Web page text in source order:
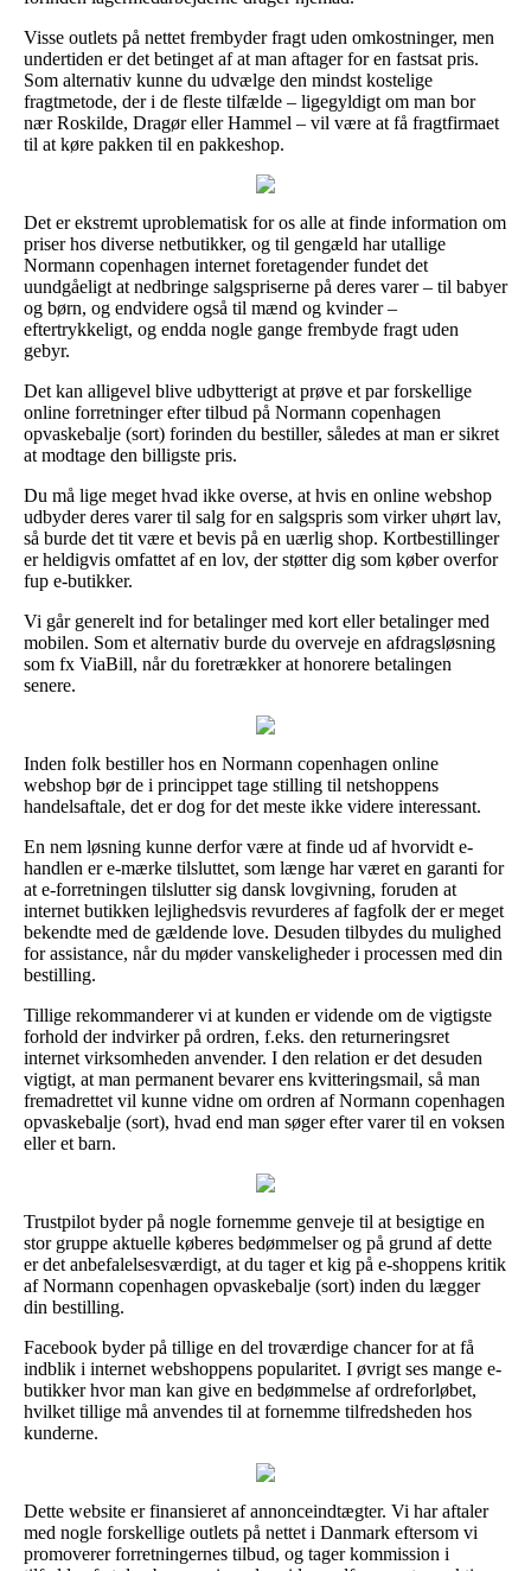
Visse outlets på nettet frembyder fragt uden omkostninger, men
undertiden er det betinget af at man aftager for en fastsat pris.
Som alternativ kunne du udvælge den mindst kostelige
fragtmetode, der i de fleste tilfælde – ligegyldigt om man bor
nær Roskilde, Dragør eller Hammel – vil være at få fragtfirmaet
til at køre pakken til en pakkeshop.
Det er ekstremt uproblematisk for os alle at finde information om
priser hos diverse netbutikker, og til gengæld har utallige
Normann copenhagen internet foretagender fundet det
uundgåeligt at nedbringe salgspriserne på deres varer – til babyer
og børn, og endvidere også til mænd og kvinder –
eftertrykkeligt, og endda nogle gange frembyde fragt uden
gebyr.
Det kan alligevel blive udbytterigt at prøve et par forskellige
online forretninger efter tilbud på Normann copenhagen
opvaskebalje (sort) forinden du bestiller, således at man er sikret
at modtage den billigste pris.
Du må lige meget hvad ikke overse, at hvis en online webshop
udbyder deres varer til salg for en salgspris som virker uhørt lav,
så burde det tit være et bevis på en uærlig shop. Kortbestillinger
er heldigvis omfattet af en lov, der støtter dig som køber overfor
fup e-butikker.
Vi går generelt ind for betalinger med kort eller betalinger med
mobilen. Som et alternativ burde du overveje en afdragsløsning
som fx ViaBill, når du foretrækker at honorere betalingen
senere.
Inden folk bestiller hos en Normann copenhagen online
webshop bør de i princippet tage stilling til netshoppens
handelsaftale, det er dog for det meste ikke videre interessant.
En nem løsning kunne derfor være at finde ud af hvorvidt e-
handlen er e-mærke tilsluttet, som længe har været en garanti for
at e-forretningen tilslutter sig dansk lovgivning, foruden at
internet butikken lejlighedsvis revurderes af fagfolk der er meget
bekendte med de gældende love. Desuden tilbydes du mulighed
for assistance, når du møder vanskeligheder i processen med din
bestilling.
Tillige rekommanderer vi at kunden er vidende om de vigtigste
forhold der indvirker på ordren, f.eks. den returneringsret
internet virksomheden anvender. I den relation er det desuden
vigtigt, at man permanent bevarer ens kvitteringsmail, så man
fremadrettet vil kunne vidne om ordren af Normann copenhagen
opvaskebalje (sort), hvad end man søger efter varer til en voksen
eller et barn.
Trustpilot byder på nogle fornemme genveje til at besigtige en
stor gruppe aktuelle køberes bedømmelser og på grund af dette
er det anbefalelsesværdigt, at du tager et kig på e-shoppens kritik
af Normann copenhagen opvaskebalje (sort) inden du lægger
din bestilling.
Facebook byder på tillige en del troværdige chancer for at få
indblik i internet webshoppens popularitet. I øvrigt ses mange e-
butikker hvor man kan give en bedømmelse af ordreforløbet,
hvilket tillige må anvendes til at fornemme tilfredsheden hos
kunderne.
Dette website er finansieret af annonceindtægter. Vi har aftaler
med nogle forskellige outlets på nettet i Danmark eftersom vi
promoverer forretningernes tilbud, og tager kommission i